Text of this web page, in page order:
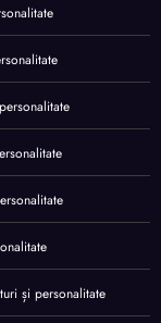
și personalitate